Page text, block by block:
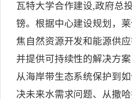
瓦特大学合作建设,政府总
镑。根据中心建设规划，
焦自然资源开发和能源供
并提供可持续性的解决方
从海岸带生态系统保护到
决未来水需求问题、从撒